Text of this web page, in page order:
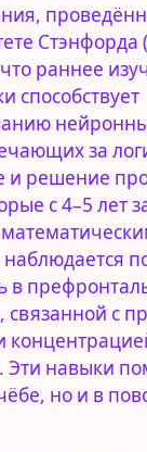
Стэнфорда
раннее
способствует
за
решение
с 4–5 лет
в
связанной с
навыки
но и в